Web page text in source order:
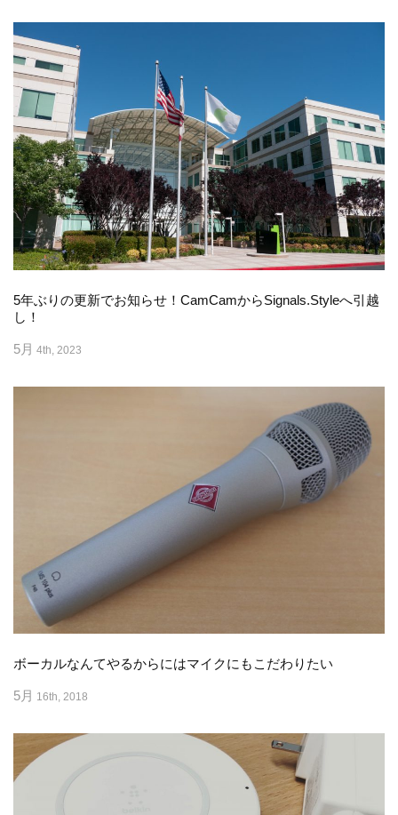
5年ぶりの更新でお知らせ！CamCamからSignals.Styleへ引越
し！
5月 4th, 2023
ボーカルなんてやるからにはマイクにもこだわりたい
5月 16th, 2018